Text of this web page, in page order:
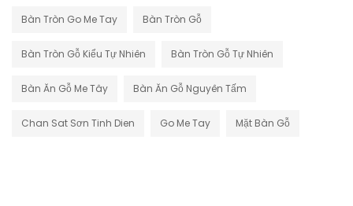
Bàn Tròn Go Me Tay Bàn Tròn Gỗ
Bàn Tròn Gỗ Kiểu Tự Nhiên Bàn Tròn Gỗ Tự Nhiên
Bàn Ăn Gỗ Me Tây Bàn Ăn Gỗ Nguyên Tấm
Chan Sat Sơn Tinh Dien Go Me Tay Mặt Bàn Gỗ